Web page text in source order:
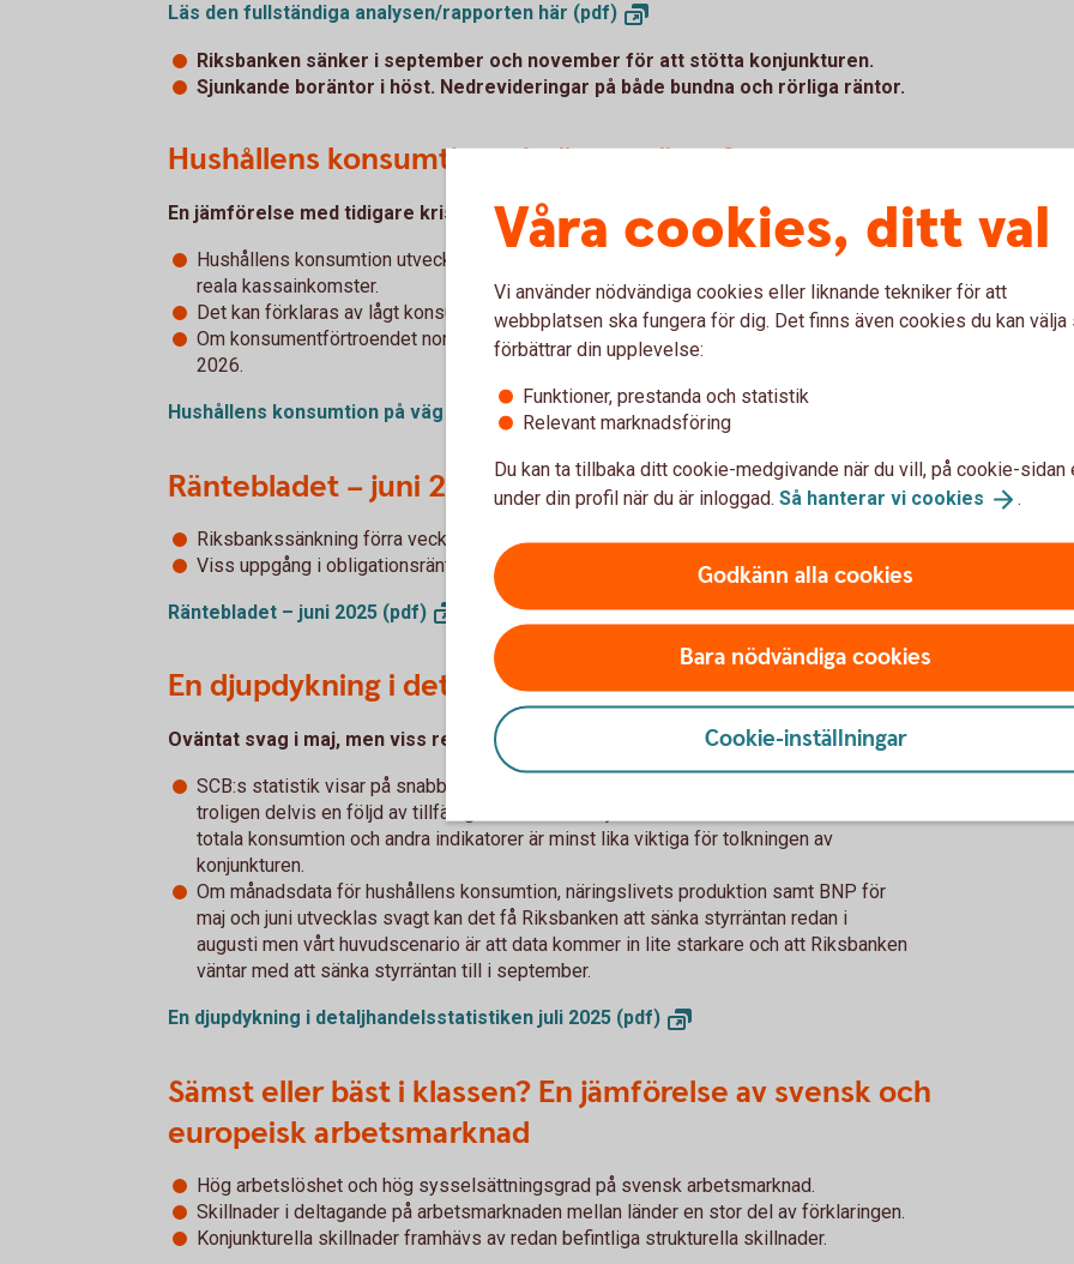
Läs den fullständiga analysen/rapporten här (pdf)
Riksbanken sänker i september och november för att stötta konjunkturen.
Sjunkande boräntor i höst. Nedrevideringar på både bundna och rörliga räntor.
Hushållens konsumtion på väg att sätta fart
En jämförelse med tidigare kriser talar för en snar vändning
Hushållens konsumtion utvecklades svagt första halvåret 2025 trots stark ökning av
reala kassainkomster.
Det kan förklaras av lågt konsumentförtroende och varaktigt högre räntor.
Om konsumentförtroendet normaliseras bör konsumtionen kunna öka ganska snabbt
2026.
Hushållens konsumtion på väg att sätta fart - augusti 2025 (pdf)
Räntebladet – juni 2025
Riksbankssänkning förra veckan och mer i höst ger lägre rörliga bolåneräntor i år.
Viss uppgång i obligationsräntor framöver, drivet av ökade försvarssatsningar.
Räntebladet – juni 2025 (pdf)
En djupdykning i detaljhandelsstatistiken
Oväntat svag i maj, men viss rekyl att vänta
SCB:s statistik visar på snabb och bred nedgång i detaljhandeln i maj, men det är
troligen delvis en följd av tillfälliga faktorer. Detaljhandeln är bara en del av hushållens
totala konsumtion och andra indikatorer är minst lika viktiga för tolkningen av
konjunkturen.
Om månadsdata för hushållens konsumtion, näringslivets produktion samt BNP för
maj och juni utvecklas svagt kan det få Riksbanken att sänka styrräntan redan i
augusti men vårt huvudscenario är att data kommer in lite starkare och att Riksbanken
väntar med att sänka styrräntan till i september.
En djupdykning i detaljhandelsstatistiken juli 2025 (pdf)
Sämst eller bäst i klassen? En jämförelse av svensk och
europeisk arbetsmarknad
Hög arbetslöshet och hög sysselsättningsgrad på svensk arbetsmarknad.
Skillnader i deltagande på arbetsmarknaden mellan länder en stor del av förklaringen.
Konjunkturella skillnader framhävs av redan befintliga strukturella skillnader.
Våra cookies, ditt val
Vi använder nödvändiga cookies eller liknande tekniker för att
webbplatsen ska fungera för dig. Det finns även cookies du kan välja
förbättrar din upplevelse:
Funktioner, prestanda och statistik
Relevant marknadsföring
Du kan ta tillbaka ditt cookie-medgivande när du vill, på cookie-sidan
under din profil när du är inloggad. Så hanterar vi cookies .
Godkänn alla cookies
Bara nödvändiga cookies
Cookie-inställningar